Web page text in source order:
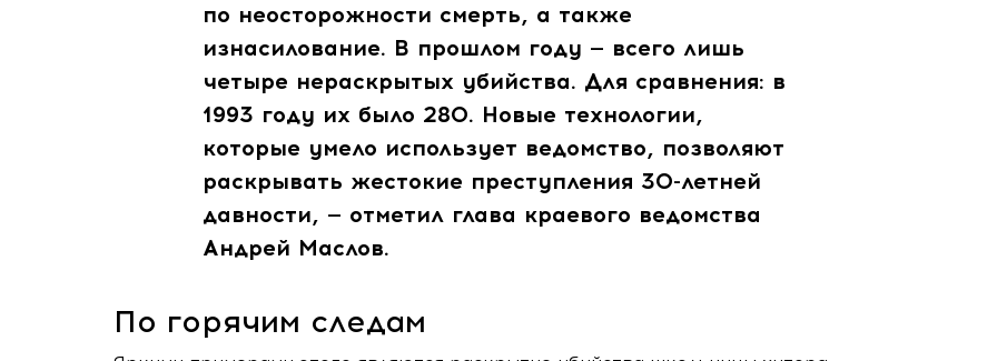
по неосторожности смерть, а также
изнасилование. В прошлом году — всего лишь
четыре нераскрытых убийства. Для сравнения: в
1993 году их было 280. Новые технологии,
которые умело использует ведомство, позволяют
раскрывать жестокие преступления 30-летней
давности, — отметил глава краевого ведомства
Андрей Маслов.
По горячим следам